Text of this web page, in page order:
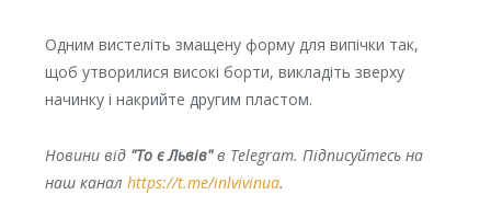
Одним вистеліть змащену форму для випічки так,
щоб утворилися високі борти, викладіть зверху
начинку і накрийте другим пластом.
Новини від "То є Львів"в Telegram. Підписуйтесь на
наш канал https://t.me/inlvivinua.